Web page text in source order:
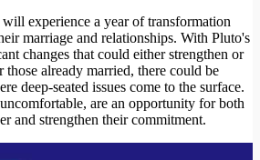
Avancée
experience a year of transformation
marriage and relationships. With Pluto's
changes that could either strengthen or
already married, there could be
deep-seated issues come to the surface.
are an opportunity for both
and strengthen their commitment.